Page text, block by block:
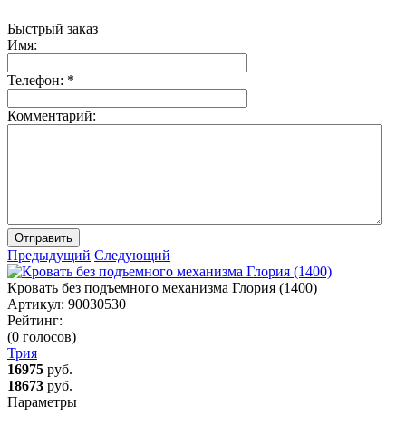
Быстрый заказ
Имя:
Телефон: *
Комментарий:
Отправить
Предыдущий Следующий
Кровать без подъемного механизма Глория (1400)
Артикул: 90030530
Рейтинг:
(0 голосов)
Трия
16975 руб.
18673 руб.
Параметры